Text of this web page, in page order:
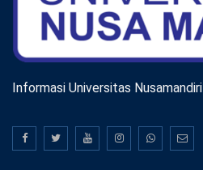
Informasi Universitas Nusamandiri